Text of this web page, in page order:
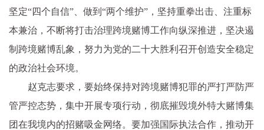
坚定“四个自信”、做到“两个维护”，坚持重拳出击、注重标
本兼治，不断将打击治理跨境赌博工作向纵深推进，坚决遏
制跨境赌博乱象，努力为党的二十大胜利召开创造安全稳定
的政治社会环境。
赵克志要求，要始终保持对跨境赌博犯罪的严打严防严
管严控态势，集中开展专项行动，彻底摧毁境外特大赌博集
团在我境内的招赌吸金网络。要加强国际执法合作，推动开